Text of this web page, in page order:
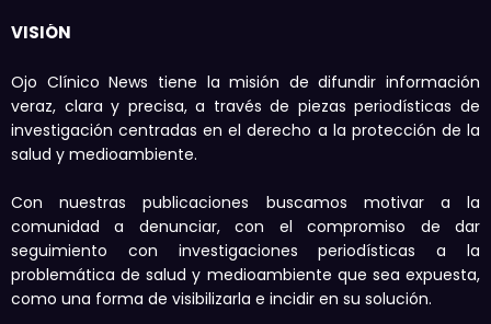
VISIÓN
Ojo Clínico News tiene la misión de difundir información
veraz, clara y precisa, a través de piezas periodísticas de
investigación centradas en el derecho a la protección de la
salud y medioambiente.
Con nuestras publicaciones buscamos motivar a la
comunidad a denunciar, con el compromiso de dar
seguimiento con investigaciones periodísticas a la
problemática de salud y medioambiente que sea expuesta,
como una forma de visibilizarla e incidir en su solución.